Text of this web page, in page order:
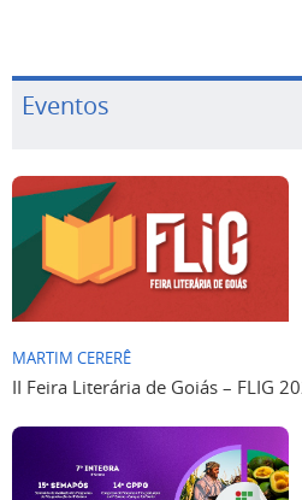
Eventos
MARTIM CERERÊ
II Feira Literária de Goiás – FLIG